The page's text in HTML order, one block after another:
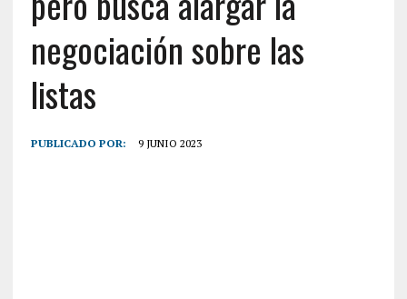
negociación sobre las
listas
PUBLICADO POR: 9 JUNIO 2023